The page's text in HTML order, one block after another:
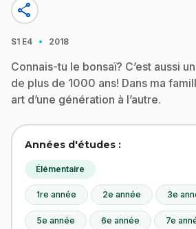
share
S1 E4 · 2018
Connais-tu le bonsaï? C’est aussi
de plus de 1000 ans! Dans ma
art d’une génération à l’autre.
Années d'études :
Élémentaire
1re année 2e année 3e
5e année 6e année 7e